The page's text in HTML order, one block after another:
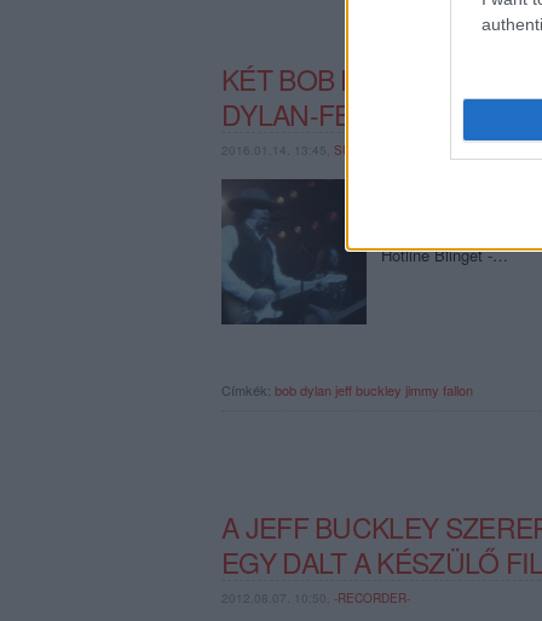
KÉT BOB DYLAN-
DYLAN-FELDOLGOZÁS!
2016.01.14. 13:45, SUBRECORDER
az egyik Jeff
Hotline Blinget -…
Címkék: bob dylan jeff buckley jimmy fallon
A JEFF BUCKLEY
EGY DALT A KÉSZÜLŐ
2012.08.07. 10:50, -RECORDER-